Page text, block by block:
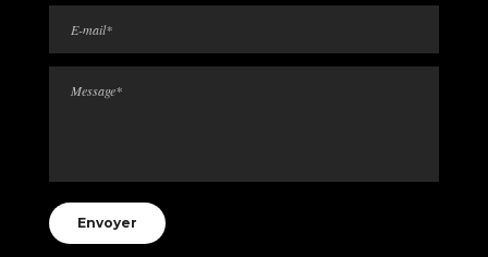
Please leave this field empty.